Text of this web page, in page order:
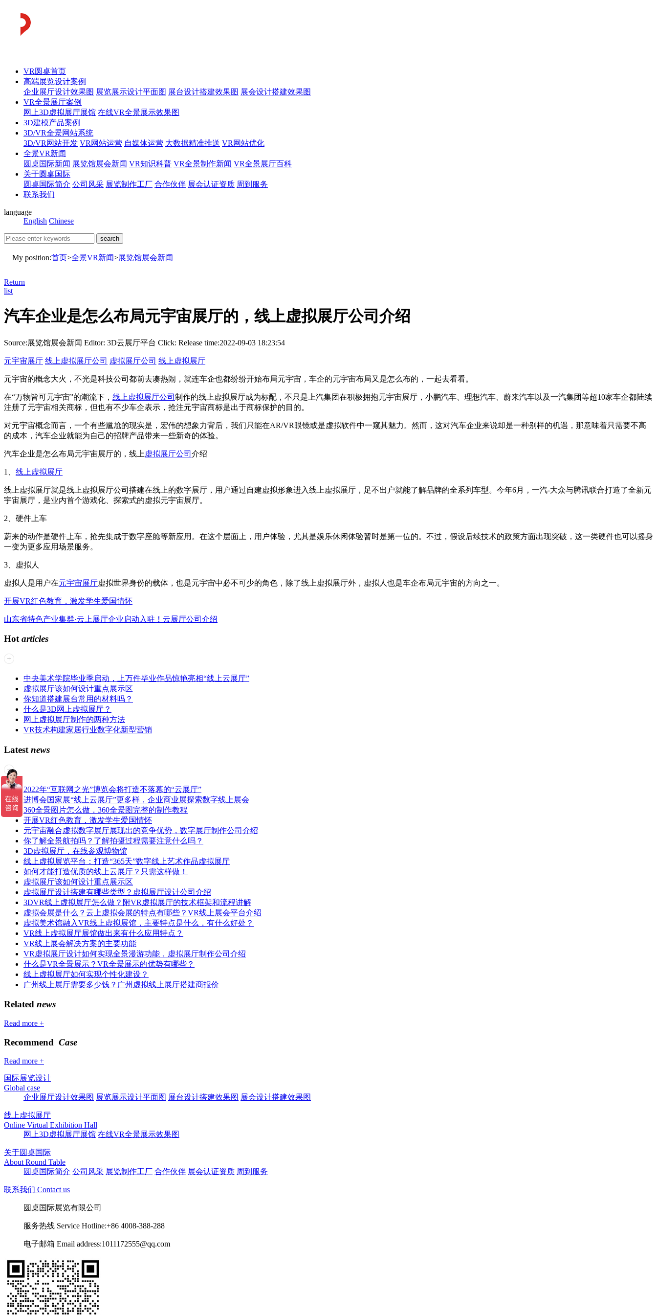
VR圆桌首页
高端展览设计案例
企业展厅设计效果图 展览展示设计平面图 展台设计搭建效果图 展会设计搭建效果图
VR全景展厅案例
网上3D虚拟展厅展馆 在线VR全景展示效果图
3D建模产品案例
3D/VR全景网站系统
3D/VR网站开发 VR网站运营 自媒体运营 大数据精准推送 VR网站优化
全景VR新闻
圆桌国际新闻 展览馆展会新闻 VR知识科普 VR全景制作新闻 VR全景展厅百科
关于圆桌国际
圆桌国际简介 公司风采 展览制作工厂 合作伙伴 展会认证资质 周到服务
联系我们
language
English Chinese
search
My position:首页>全景VR新闻>展览馆展会新闻
Return
list
汽车企业是怎么布局元宇宙展厅的，线上虚拟展厅公司介绍
Source:展览馆展会新闻 Editor: 3D云展厅平台 Click: Release time:2022-09-03 18:23:54
元宇宙展厅 线上虚拟展厅公司 虚拟展厅公司 线上虚拟展厅
元宇宙的概念大火，不光是科技公司都前去凑热闹，就连车企也都纷纷开始布局元宇宙，车企的元宇宙布局又是怎么布的，一起去看看。
在“万物皆可元宇宙”的潮流下， 线上虚拟展厅公司 制作的线上虚拟展厅成为标配，不只是上汽集团在积极拥抱元宇宙展厅，小鹏汽车、理想汽车、蔚来汽车以及一汽集团等超10家车企都陆续
注册了元宇宙相关商标，但也有不少车企表示，抢注元宇宙商标是出于商标保护的目的。
对元宇宙概念而言，一个有些尴尬的现实是，宏伟的想象力背后，我们只能在AR/VR眼镜或是虚拟软件中一窥其魅力。然而，这对汽车企业来说却是一种别样的机遇，那意味着只需要不高
的成本，汽车企业就能为自己的招牌产品带来一些新奇的体验。
汽车企业是怎么布局元宇宙展厅的，线上 虚拟展厅公司 介绍
1、 线上虚拟展厅
线上虚拟展厅就是线上虚拟展厅公司搭建在线上的数字展厅，用户通过自建虚拟形象进入线上虚拟展厅，足不出户就能了解品牌的全系列车型。今年6月，一汽-大众与腾讯联合打造了全新元
宇宙展厅，是业内首个游戏化、探索式的虚拟元宇宙展厅。
2、硬件上车
蔚来的动作是硬件上车，抢先集成于数字座舱等新应用。在这个层面上，用户体验，尤其是娱乐休闲体验暂时是第一位的。不过，假设后续技术的政策方面出现突破，这一类硬件也可以摇身
一变为更多应用场景服务。
3、虚拟人
虚拟人是用户在元宇宙展厅虚拟世界身份的载体，也是元宇宙中必不可少的角色，除了线上虚拟展厅外，虚拟人也是车企布局元宇宙的方向之一。
开展VR红色教育，激发学生爱国情怀
山东省特色产业集群·云上展厅企业启动入驻！云展厅公司介绍
Hotarticles
中央美术学院毕业季启动，上万件毕业作品惊艳亮相“线上云展厅”
虚拟展厅该如何设计重点展示区
你知道搭建展台常用的材料吗？
什么是3D网上虚拟展厅？
网上虚拟展厅制作的两种方法
VR技术构建家居行业数字化新型营销
Latest news
2022年“互联网之光”博览会将打造不落幕的“云展厅”
进博会国家展“线上云展厅”更多样，企业商业展探索数字线上展会
360全景图片怎么做，360全景图完整的制作教程
开展VR红色教育，激发学生爱国情怀
元宇宙融合虚拟数字展厅展现出的竞争优势，数字展厅制作公司介绍
你了解全景航拍吗？了解拍摄过程需要注意什么吗？
3D虚拟展厅，在线参观博物馆
线上虚拟展览平台：打造“365天”数字线上艺术作品虚拟展厅
如何才能打造优质的线上云展厅？只需这样做！
虚拟展厅该如何设计重点展示区
虚拟展厅设计搭建有哪些类型？虚拟展厅设计公司介绍
3DVR线上虚拟展厅怎么做？附VR虚拟展厅的技术框架和流程讲解
虚拟会展是什么？云上虚拟会展的特点有哪些？VR线上展会平台介绍
虚拟美术馆融入VR线上虚拟展馆，主要特点是什么，有什么好处？
VR线上虚拟展厅展馆做出来有什么应用特点？
VR线上展会解决方案的主要功能
VR虚拟展厅设计如何实现全景漫游功能，虚拟展厅制作公司介绍
什么是VR全景展示？VR全景展示的优势有哪些？
线上虚拟展厅如何实现个性化建设？
广州线上展厅需要多少钱？广州虚拟线上展厅搭建商报价
Related news
Read more +
Recommend Case
Read more +
国际展览设计
Global case
企业展厅设计效果图 展览展示设计平面图 展台设计搭建效果图 展会设计搭建效果图
线上虚拟展厅
Online Virtual Exhibition Hall
网上3D虚拟展厅展馆 在线VR全景展示效果图
关于圆桌国际
About Round Table
圆桌国际简介 公司风采 展览制作工厂 合作伙伴 展会认证资质 周到服务
联系我们 Contact us
圆桌国际展览有限公司
服务热线 Service Hotline:+86 4008-388-288
电子邮箱 Email address:1011172555@qq.com